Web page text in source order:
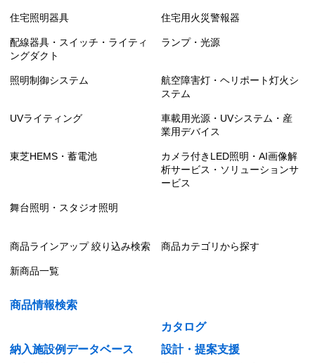
住宅照明器具 住宅用火災警報器
配線器具・スイッチ・ライティ
ングダクト
ランプ・光源
照明制御システム
航空障害灯・ヘリポート灯火シ
ステム
UVライティング
車載用光源・UVシステム・産
業用デバイス
東芝HEMS・蓄電池
カメラ付きLED照明・AI画像解
析サービス・ソリューションサ
ービス
舞台照明・スタジオ照明
商品ラインアップ 絞り込み検索 商品カテゴリから探す
新商品一覧
商品情報検索
カタログ
納入施設例データベース
設計・提案支援